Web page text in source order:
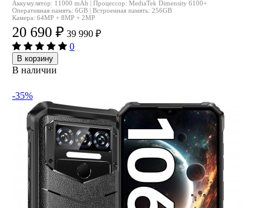
Аккумулятор: 11000 mAh | Процессор: MediaTek Dimensity 6100+
Оперативная память: 6GB | Встроенная память: 256GB
Камера: 64MP + 8MP + 2MP
20 690 ₽ 39 990 ₽
0
В корзину
В наличии
-35%